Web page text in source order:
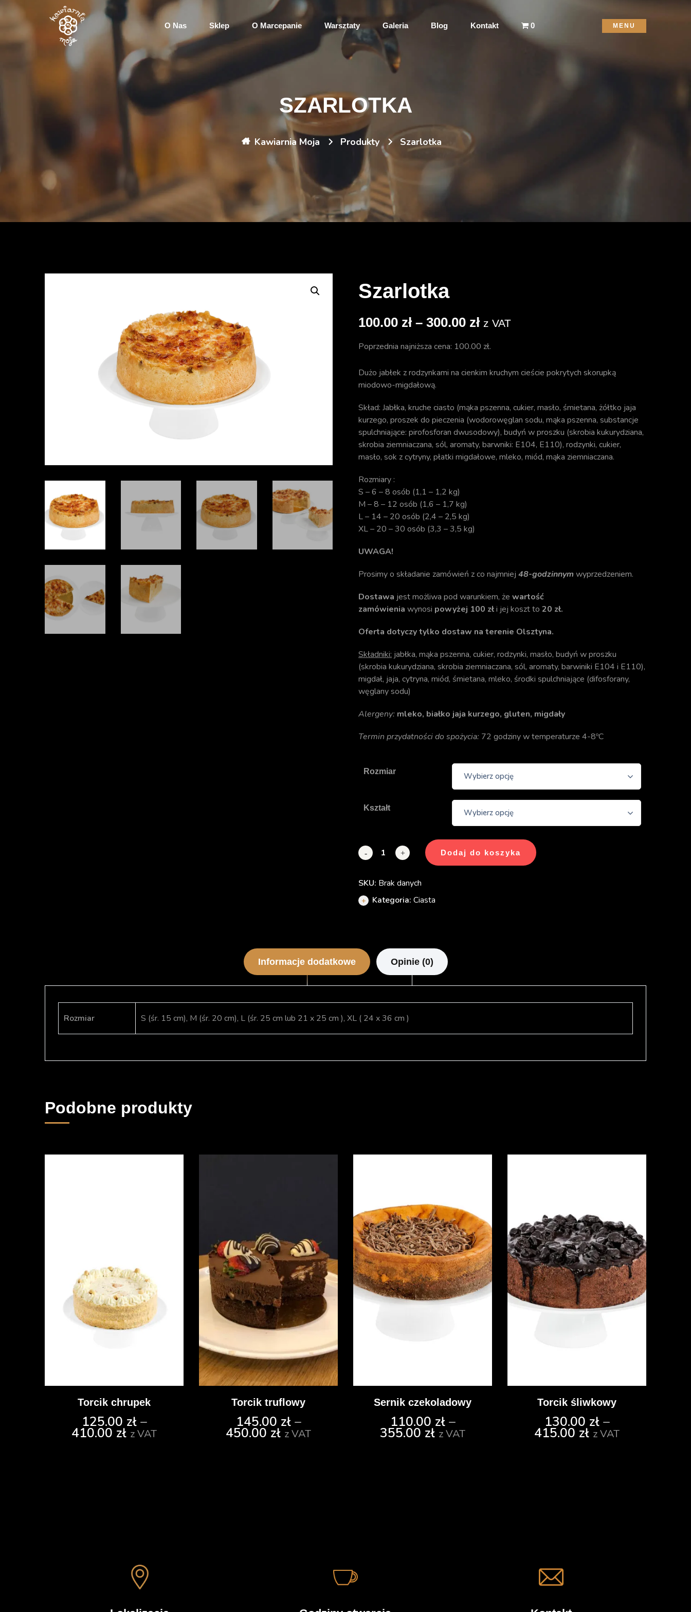
O Nas Sklep O Marcepanie Warsztaty Galeria Blog Kontakt 0 MENU
SZARLOTKA
Kawiarnia Moja Produkty Szarlotka
Szarlotka
100.00 zł – 300.00 zł z VAT
Poprzednia najniższa cena: 100.00 zł.
Dużo jabłek z rodzynkami na cienkim kruchym cieście pokrytych skorupką
miodowo-migdałową.
Skład: Jabłka, kruche ciasto (mąka pszenna, cukier, masło, śmietana, żółtko jaja
kurzego, proszek do pieczenia (wodorowęglan sodu, mąka pszenna, substancje
spulchniające: pirofosforan dwusodowy), budyń w proszku (skrobia kukurydziana,
skrobia ziemniaczana, sól, aromaty, barwniki: E104, E110), rodzynki, cukier,
masło, sok z cytryny, płatki migdałowe, mleko, miód, mąka ziemniaczana.
Rozmiary :
S – 6 – 8 osób (1,1 – 1,2 kg)
M – 8 – 12 osób (1,6 – 1,7 kg)
L – 14 – 20 osób (2,4 – 2,5 kg)
XL – 20 – 30 osób (3,3 – 3,5 kg)
UWAGA!
Prosimy o składanie zamówień z co najmniej 48-godzinnym wyprzedzeniem.
Dostawa jest możliwa pod warunkiem, że wartość
zamówienia wynosi powyżej 100 złi jej koszt to 20 zł.
Oferta dotyczy tylko dostaw na terenie Olsztyna.
Składniki: jabłka, mąka pszenna, cukier, rodzynki, masło, budyń w proszku
(skrobia kukurydziana, skrobia ziemniaczana, sól, aromaty, barwiniki E104 i E110),
migdał, jaja, cytryna, miód, śmietana, mleko, środki spulchniające (difosforany,
węglany sodu)
Alergeny: mleko, białko jaja kurzego, gluten, migdały
Termin przydatności do spożycia: 72 godziny w temperaturze 4-8ºC
Rozmiar Wybierz opcję
Kształt Wybierz opcję
- + Dodaj do koszyka
SKU: Brak danych
Kategoria: Ciasta
Informacje dodatkowe Opinie (0)
Rozmiar S (śr. 15 cm), M (śr. 20 cm), L (śr. 25 cm lub 21 x 25 cm ), XL ( 24 x 36 cm )
Podobne produkty
Torcik chrupek
125.00 zł –
410.00 zł z VAT
Torcik truflowy
145.00 zł –
450.00 zł z VAT
Sernik czekoladowy
110.00 zł –
355.00 zł z VAT
Torcik śliwkowy
130.00 zł –
415.00 zł z VAT